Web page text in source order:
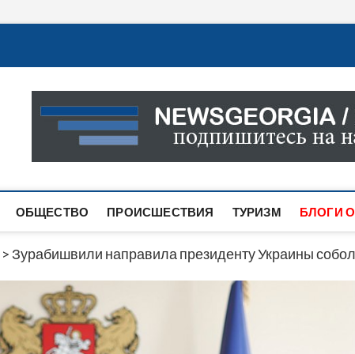
Новости Грузии
САМАЯ АКТУАЛЬНАЯ ИНФОРМАЦИЯ О СОБЫТИЯХ
САЙТЕ ВЫ НАЙДЕТЕ НОВОСТИ ПОЛИТИКИ,
ОБЩЕСТВО ПРОИСШЕСТВИЯ ТУРИЗМ БЛОГИ
>Зурабишвили направила президенту Украины